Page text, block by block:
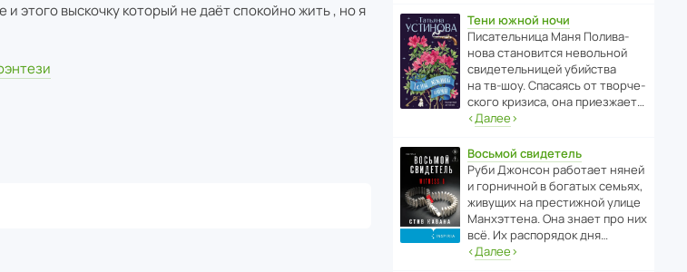
этого выскочку который не даёт спокойно жить , но я
Тени южной ночи
Писа­тель­ница Маня Поли­ва­
нова стано­вится невольной
свиде­тель­ницей убийства
на тв-шоу. Спасаясь от твор­че­
с­кого кризиса, она приезжает…
‹Далее›
Восьмой свидетель
Руби Джонсон рабо­тает няней
и горни­чной в богатых семьях,
живущих на прес­ти­жной улице
Манх­эт­тена. Она знает про них
всё. Их распо­рядок дня…
‹Далее›